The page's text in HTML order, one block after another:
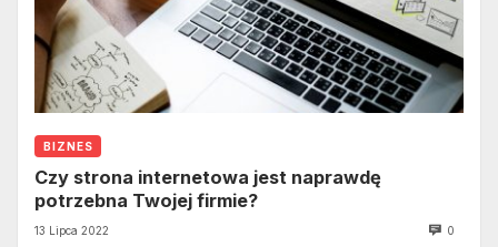
BIZNES
Czy strona internetowa jest naprawdę
potrzebna Twojej firmie?
13 Lipca 2022 0